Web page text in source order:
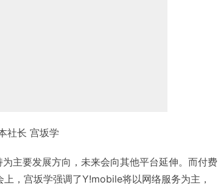
社长 宫坂学
主要发展方向，未来会向其他平台延伸。而付费
，宫坂学强调了Y!mobile将以网络服务为主，